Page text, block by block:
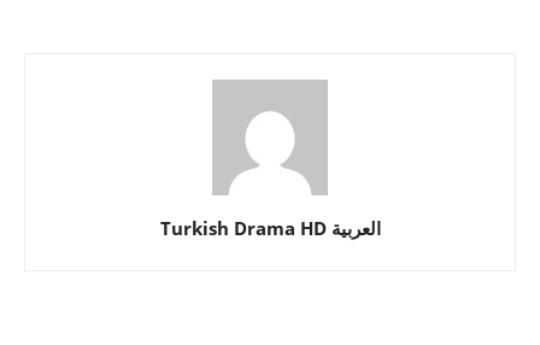
Turkish Drama HD العربية